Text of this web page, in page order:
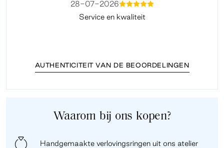
28-07-2026mmmmm
Service en kwaliteit
AUTHENTICITEIT VAN DE BEOORDELINGEN
Waarom bij ons kopen?
Handgemaakte verlovingsringen uit ons atelier